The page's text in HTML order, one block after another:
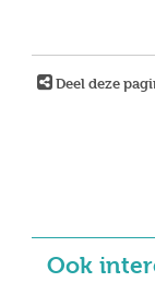
Deel deze
Ook